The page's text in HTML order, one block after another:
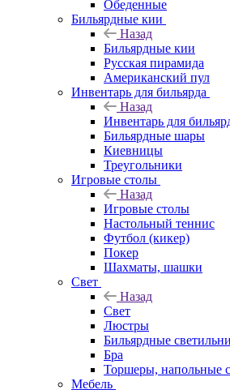
Обеденные
Бильярдные кии
Назад
Бильярдные кии
Русская пирамида
Американский пул
Инвентарь для бильярда
Назад
Инвентарь для
Бильярдные шары
Киевницы
Треугольники
Игровые столы
Назад
Игровые столы
Настольный теннис
Футбол (кикер)
Покер
Шахматы, шашки
Свет
Назад
Свет
Люстры
Бильярдные
Бра
Торшеры, напольные
Мебель